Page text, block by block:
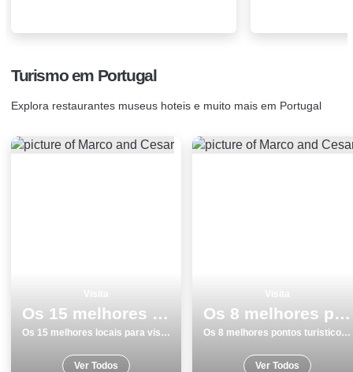
Turismo em Portugal
Explora restaurantes museus hoteis e muito mais em Portugal
Os 15 melhores locais para visitar na Ilha Terceira
Os 15 melhores locais para visitar na Ilha Terceira
Ver Todos
Os 8 melhores pontos turisticos para conhecer e visitar em Vila do Conde
Os 8 melhores pontos turisticos para conhecer e visitar em Vila do Conde
Ver Todos